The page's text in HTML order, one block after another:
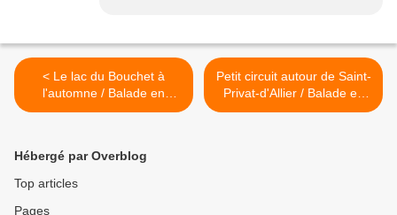
< Le lac du Bouchet à
l'automne / Balade en
Haute-Loire
Petit circuit autour de Saint-
Privat-d'Allier / Balade en
Haute-Loire >
Hébergé par Overblog
Top articles
Pages